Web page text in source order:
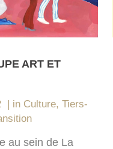
ART ET
in Culture, Tiers-
au sein de La